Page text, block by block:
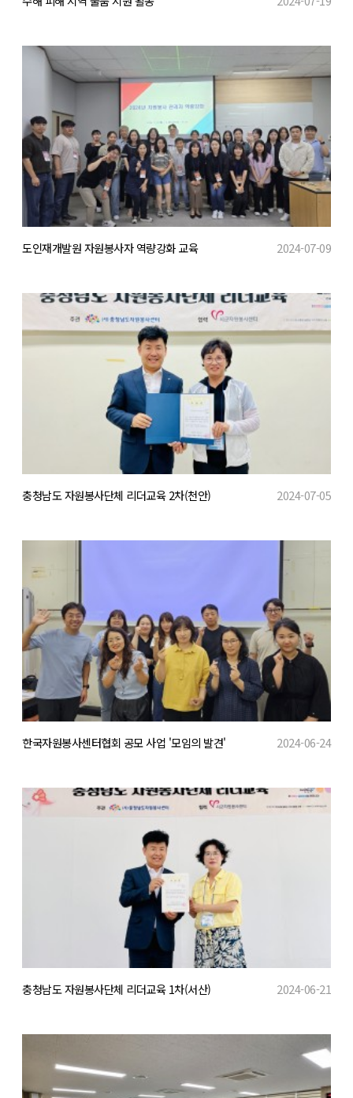
도인재개발원 자원봉사자 역량강화 교육 2024-07-09
충청남도 자원봉사단체 리더교육 2차(천안) 2024-07-05
한국자원봉사센터협회 공모 사업 '모임의 발견' 2024-06-24
충청남도 자원봉사단체 리더교육 1차(서산) 2024-06-21